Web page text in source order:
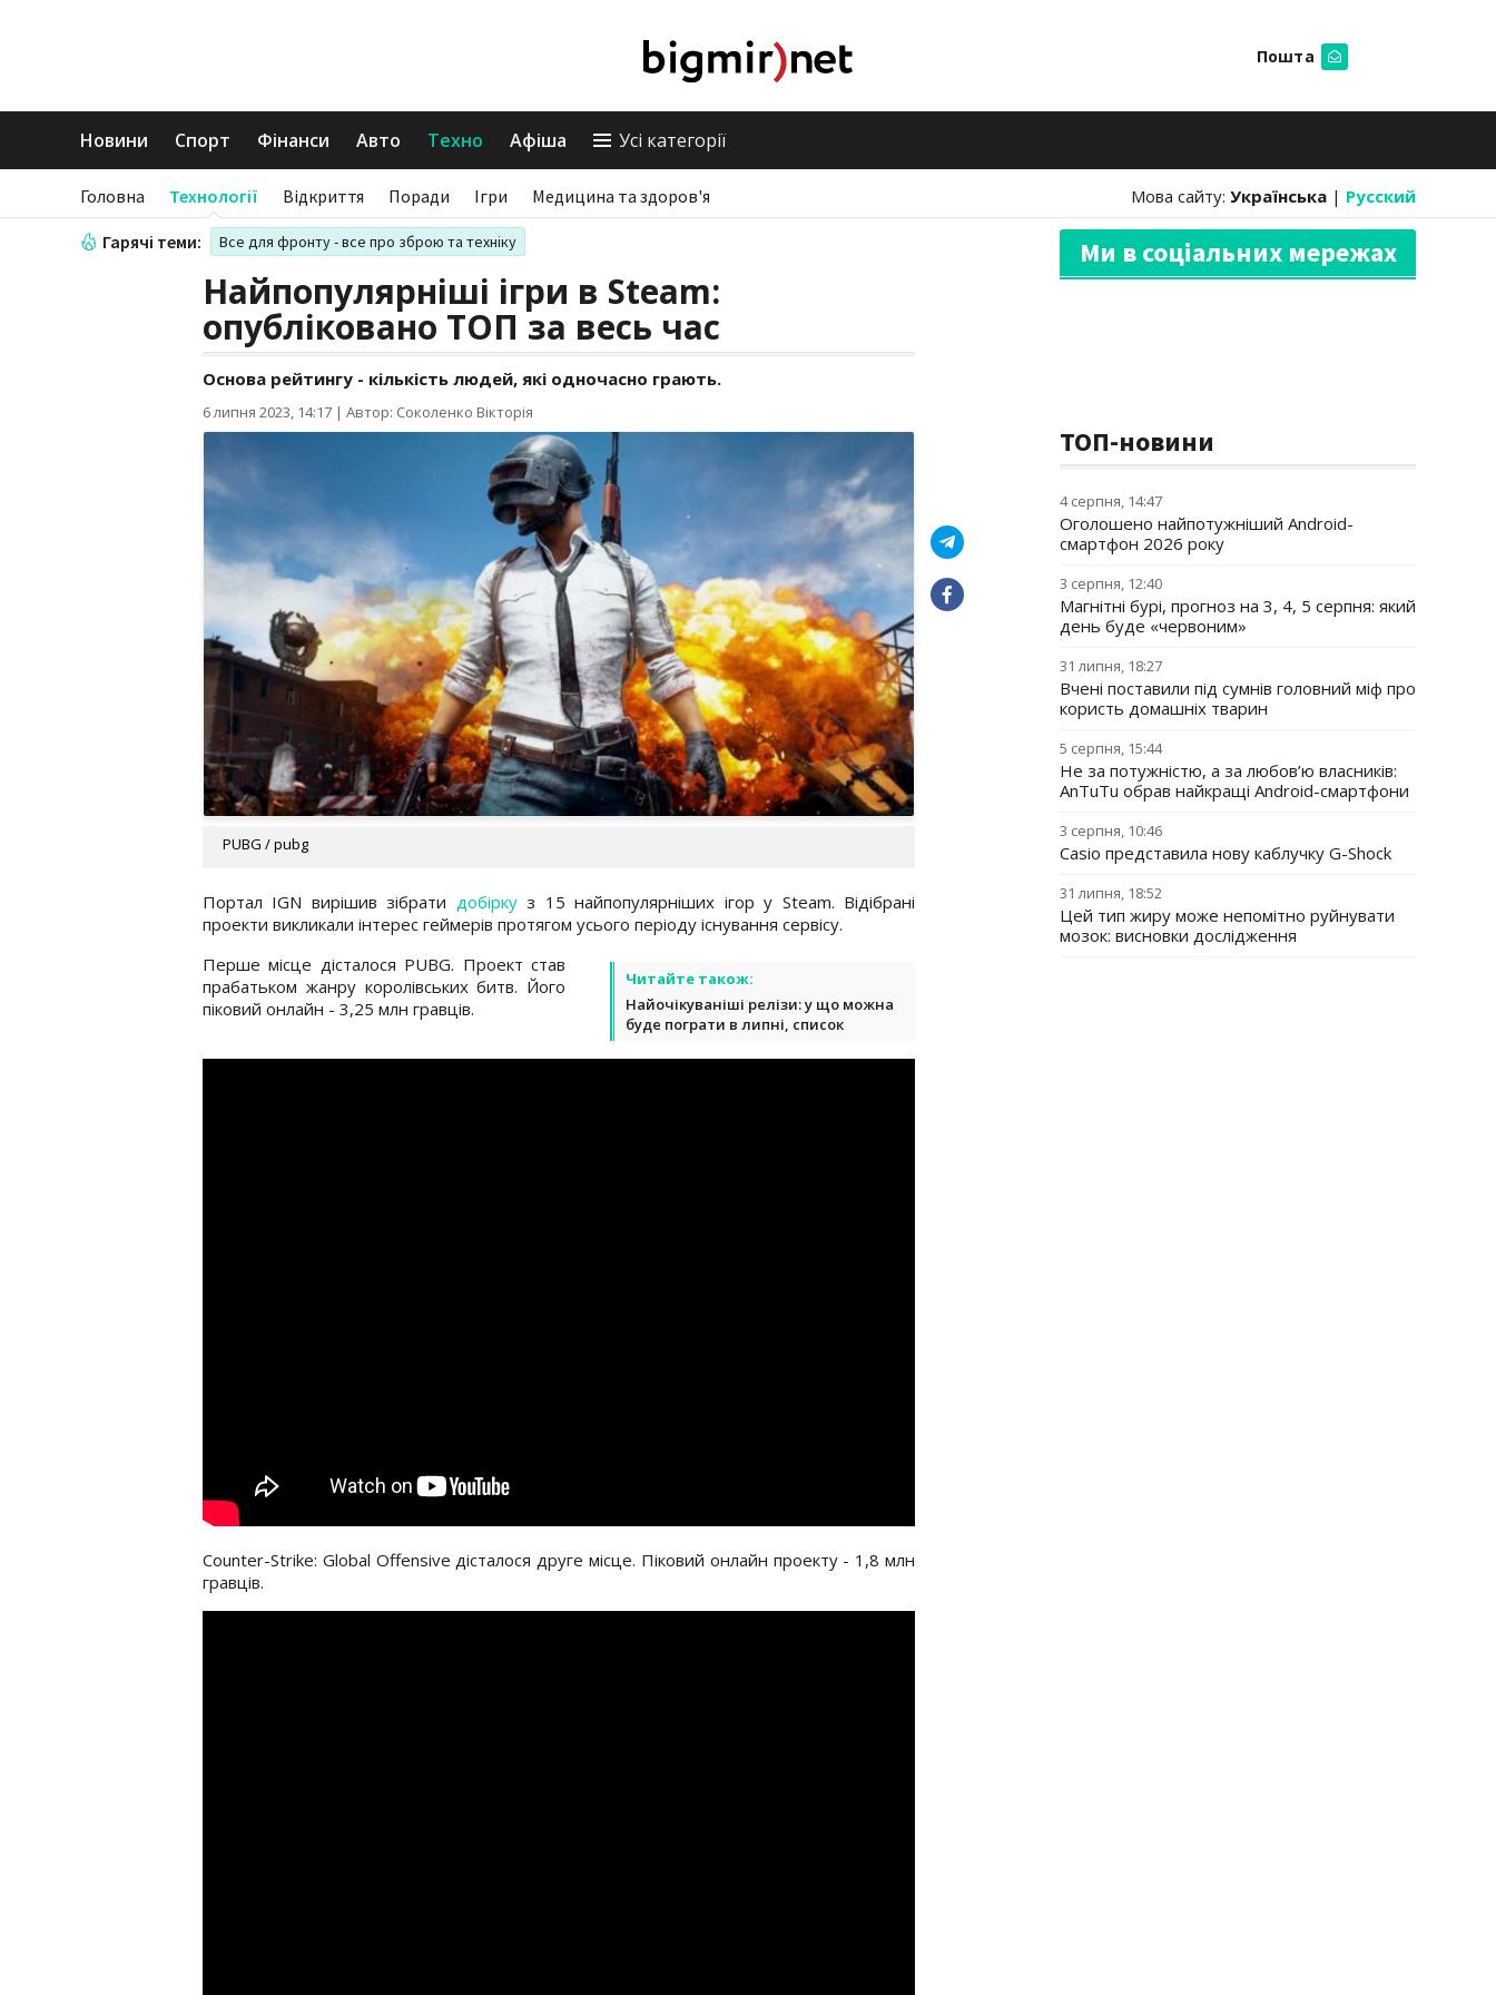
Пошта
Новини Спорт Фінанси Авто Техно Афіша Усі категорії
Головна Технології Відкриття Поради Ігри Медицина та здоров'я Мова сайту: Українська | Русский
Гарячі теми: Все для фронту - все про зброю та техніку
Найпопулярніші ігри в Steam:
опубліковано ТОП за весь час
Основа рейтингу - кількість людей, які одночасно грають.
6 липня 2023, 14:17 | Автор: Соколенко Вікторія
PUBG / pubg
Портал IGN вирішив зібрати добіркуз 15 найпопулярніших ігор у Steam. Відібрані
проекти викликали інтерес геймерів протягом усього періоду існування сервісу.
Читайте також:
Найочікуваніші релізи: у що можна
буде пограти в липні, список
Перше місце дісталося PUBG. Проект став
прабатьком жанру королівських битв. Його
піковий онлайн - 3,25 млн гравців.
Counter-Strike: Global Offensive дісталося друге місце. Піковий онлайн проекту - 1,8 млн
гравців.
Ми в соціальних мережах
ТОП-новини
4 серпня, 14:47
Оголошено найпотужніший Android-
смартфон 2026 року
3 серпня, 12:40
Магнітні бурі, прогноз на 3, 4, 5 серпня: який
день буде «червоним»
31 липня, 18:27
Вчені поставили під сумнів головний міф про
користь домашніх тварин
5 серпня, 15:44
Не за потужністю, а за любов’ю власників:
AnTuTu обрав найкращі Android-смартфони
3 серпня, 10:46
Casio представила нову каблучку G-Shock
31 липня, 18:52
Цей тип жиру може непомітно руйнувати
мозок: висновки дослідження